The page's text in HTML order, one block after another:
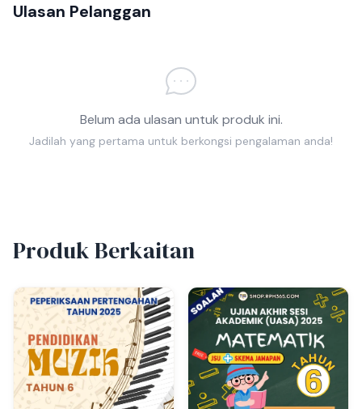
Ulasan Pelanggan
Belum ada ulasan untuk produk ini.
Jadilah yang pertama untuk berkongsi pengalaman anda!
Produk Berkaitan